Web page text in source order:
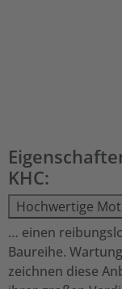
KHC:
Hochwertige
… einen
Baureihe.
zeichnen diese